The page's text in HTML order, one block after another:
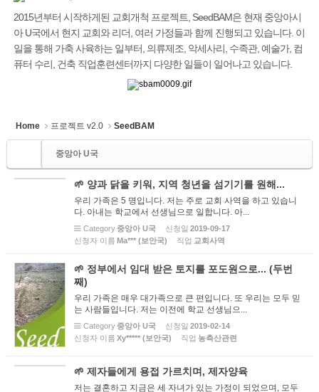
2015년부터 시작하게된 교회개척 프로젝트, SeedBAM은 현재 중앙아시
아 U국에서 현지 교회와 리더, 여러 가정들과 함께 진행되고 있습니다. 이
일을 통해 가축 사육하는 일부터, 의류제조, 악세사리, 수족관, 예술가, 컴
퓨터 수리, 건축 직업훈련센터까지 다양한 일들이 일어나고 있습니다.
Home 프로젝트 v2.0 SeedBAM
중앙아 U국
🌱 양과 닭을 키워, 지역 청년을 섬기기를 원해...
우리 가족은 5 명입니다. 저는 주로 교회 사역을 하고 있습니
다. 아내는 학교에서 선생님으로 일합니다. 아...
Category 중앙아 U국 신청일 2019-09-17
신청자 이름 Ма*** (보안국) 직업 교회사역
🌱 정부에서 임대 받은 토지를 포도원으로... (두번
째)
우리 가족은 매우 대가족으로 큰 편입니다. 또 우리는 모두 믿
는 사람들입니다. 저는 이전에 학교 선생님으...
Category 중앙아 U국 신청일 2019-02-14
신청자 이름 Ху***** (보안국) 직업 농측산관련
🌱 제자들에게 용접 가르치며, 제자양육
저는 결혼하고 지금은 세 자녀가 있는 가정이 되었으며, 모두